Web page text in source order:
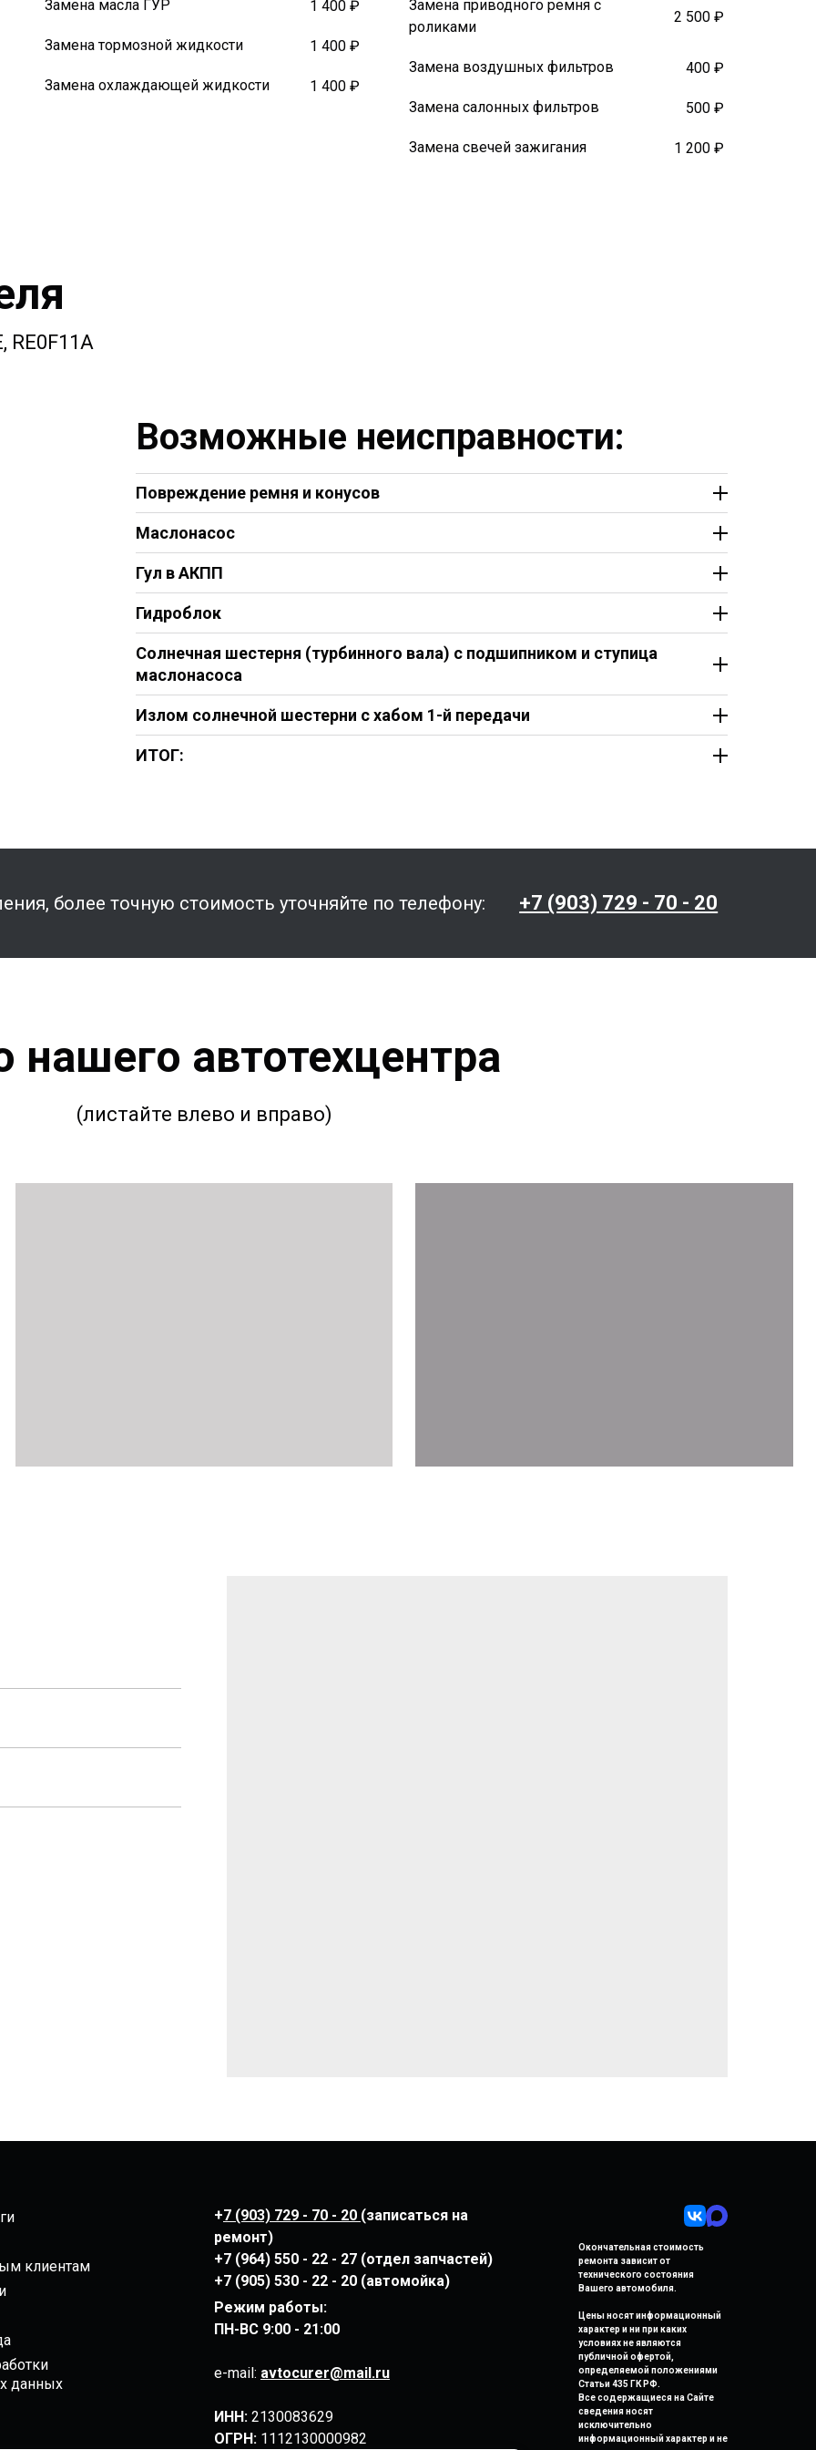
Замена масла ГУР 1 400 ₽
Замена тормозной жидкости 1 400 ₽
Замена охлаждающей жидкости 1 400 ₽
Замена приводного ремня с
роликами
2 500 ₽
Замена воздушных фильтров 400 ₽
Замена салонных фильтров 500 ₽
Замена свечей зажигания 1 200 ₽
RE0F11A
Возможные неисправности:
Повреждение ремня и конусов
Маслонасос
Гул в АКПП
Гидроблок
Солнечная шестерня (турбинного вала) с подшипником и ступица
маслонасоса
Излом солнечной шестерни с хабом 1-й передачи
ИТОГ:
более точную стоимость уточняйте по телефону: +7 (903) 729 - 70 - 20
нашего автотехцентра
(листайте влево и вправо)
клиентам
данных
+7 (903) 729 - 70 - 20 (записаться на
ремонт)
+7 (964) 550 - 22 - 27 (отдел запчастей)
+7 (905) 530 - 22 - 20 (автомойка)
Режим работы:
ПН-ВС 9:00 - 21:00
e-mail: avtocurer@mail.ru
ИНН: 2130083629
ОГРН: 1112130000982
Окончательная стоимость
ремонта зависит от
технического состояния
Вашего автомобиля.
Цены носят информационный
характер и ни при каких
условиях не являются
публичной офертой,
определяемой положениями
Статьи 435 ГК РФ.
Все содержащиеся на Сайте
сведения носят
исключительно
информационный характер и не